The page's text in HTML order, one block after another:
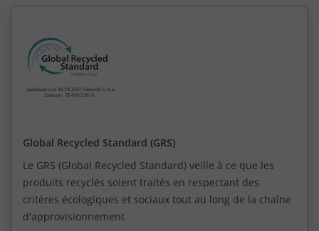
Global Recycled Standard (GRS)
Le GRS (Global Recycled Standard) veille à ce que les
produits recyclés soient traités en respectant des
critères écologiques et sociaux tout au long de la chaîne
d'approvisionnement